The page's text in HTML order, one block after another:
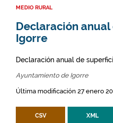
MEDIO RURAL
Declaración
Igorre
Declaración anual de
Ayuntamiento de Igorre
Última modificación 27 enero
CSV XML